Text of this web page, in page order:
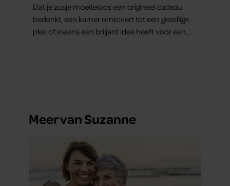
Dat je zusje moeiteloos een origineel cadeau
bedenkt, een kamer omtovert tot een gezellige
plek of ineens een briljant idee heeft voor een
Meer van Suzanne